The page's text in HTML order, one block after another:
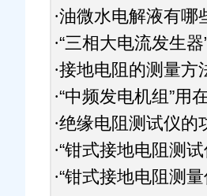
·油微水电解液有哪
·“三相大电流发生
·接地电阻的测量方
·“中频发电机组”用
·绝缘电阻测试仪
·“钳式接地电阻测
·“钳式接地电阻测